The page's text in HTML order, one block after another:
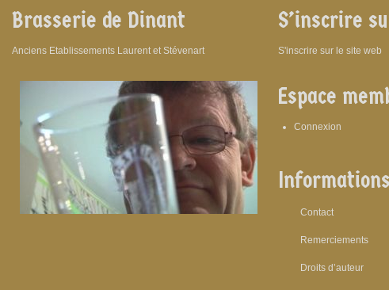
Brasserie de Dinant
Anciens Etablissements Laurent et Stévenart
S’inscrire
S'inscrire sur le site web
Espace
Connexion
Informations
Contact
Remerciements
Droits d’auteur